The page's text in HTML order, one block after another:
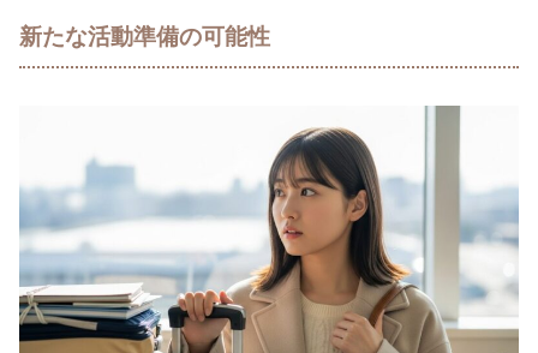
新たな活動準備の可能性